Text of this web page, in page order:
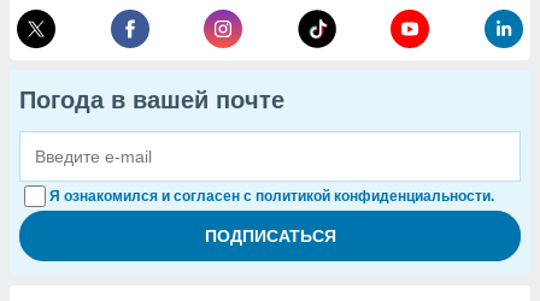
Погода в вашей почте
Я ознакомился и согласен с политикой конфиденциальности.